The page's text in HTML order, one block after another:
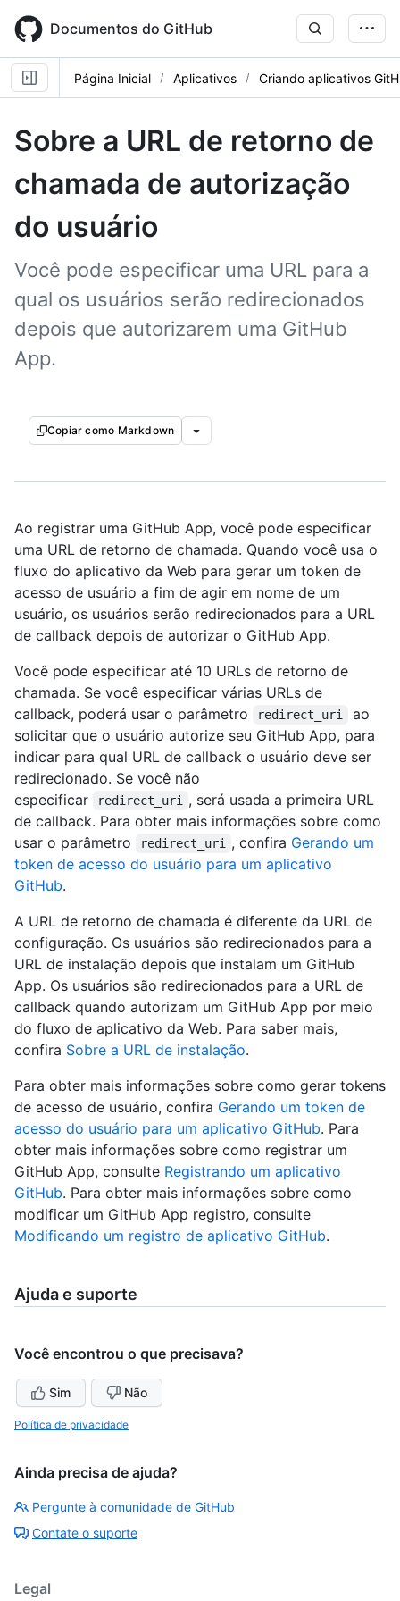
main
content
Documentos do GitHub
Página Inicial Aplicativos Criando aplicativos
Sobre a URL de retorno de
chamada de autorização
do usuário
Você pode especificar uma URL para a
qual os usuários serão redirecionados
depois que autorizarem uma GitHub
App.
Copiar como Markdown
Ao registrar uma GitHub App, você pode especificar
uma URL de retorno de chamada. Quando você usa o
fluxo do aplicativo da Web para gerar um token de
acesso de usuário a fim de agir em nome de um
usuário, os usuários serão redirecionados para a URL
de callback depois de autorizar o GitHub App.
Você pode especificar até 10 URLs de retorno de
chamada. Se você especificar várias URLs de
callback, poderá usar o parâmetro
redirect_uri
ao
solicitar que o usuário autorize seu GitHub App, para
indicar para qual URL de callback o usuário deve ser
redirecionado. Se você não
especificar
redirect_uri
, será usada a primeira URL
de callback. Para obter mais informações sobre como
usar o parâmetro
redirect_uri , confira Gerando um
token de acesso do usuário para um aplicativo
GitHub.
A URL de retorno de chamada é diferente da URL de
configuração. Os usuários são redirecionados para a
URL de instalação depois que instalam um GitHub
App. Os usuários são redirecionados para a URL de
callback quando autorizam um GitHub App por meio
do fluxo de aplicativo da Web. Para saber mais,
confira Sobre a URL de instalação.
Para obter mais informações sobre como gerar tokens
de acesso de usuário, confira Gerando um token de
acesso do usuário para um aplicativo GitHub. Para
obter mais informações sobre como registrar um
GitHub App, consulte Registrando um aplicativo
GitHub. Para obter mais informações sobre como
modificar um GitHub App registro, consulte
Modificando um registro de aplicativo GitHub.
Ajuda e suporte
Você encontrou o que precisava?
Sim Não
Política de privacidade
Ainda precisa de ajuda?
Pergunte à comunidade de GitHub
Contate o suporte
Legal